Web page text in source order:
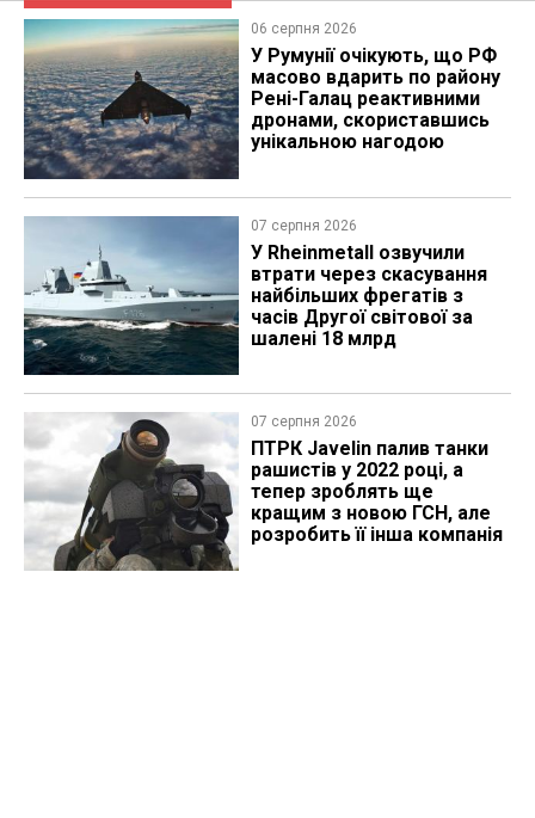
06 серпня 2026
У Румунії очікують, що РФ
масово вдарить по району
Рені-Галац реактивними
дронами, скориставшись
унікальною нагодою
07 серпня 2026
У Rheinmetall озвучили
втрати через скасування
найбільших фрегатів з
часів Другої світової за
шалені 18 млрд
07 серпня 2026
ПТРК Javelin палив танки
рашистів у 2022 році, а
тепер зроблять ще
кращим з новою ГСН, але
розробить її інша компанія